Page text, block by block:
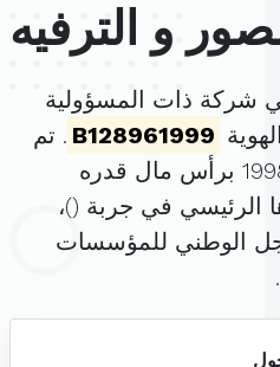
و الترفيه
شركة ذات المسؤولية
B128961999 . تم
الرئيسي في جربة ()،
الوطني للمؤسسات
.